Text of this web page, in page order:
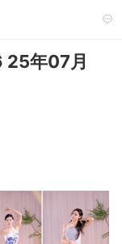
25年07月